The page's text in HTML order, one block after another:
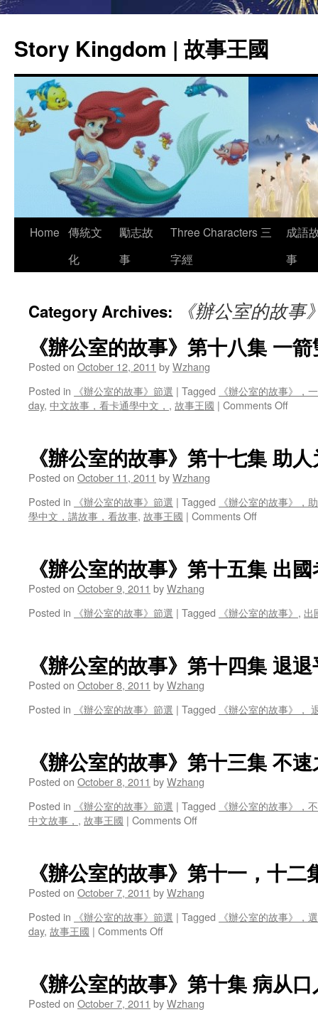
Story Kingdom | 故事王國
Skip
Home 傳統文
化
勵志故
事
Three Characters 三
字經
成語
事
Category Archives: 《辦公室的故事
《辦公室的故事》第十八集 一
Posted on October 12, 2011 byWzhang
Posted in
《辦公室的故事》節選 | Tagged
《辦公室的故事》，
day, 中文故事，看卡通學中文， , 故事王國 | Comments Offon
的
第
一
箭
《辦公室的故事》第十七集 助
Posted on October 11, 2011 byWzhang
Posted in
《辦公室的故事》節選 | Tagged
《辦公室的故事》，
學中文，講故事，看故事, 故事王國 | Comments Offon
室
的
第
集
助
樂
《辦公室的故事》第十五集 出
Posted on October 9, 2011 byWzhang
Posted in
《辦公室的故事》節選 | Tagged 《辦公室的故事》 , 出
《辦公室的故事》第十四集 退
Posted on October 8, 2011 byWzhang
Posted in
《辦公室的故事》節選 | Tagged 《辦公室的故事》，
《辦公室的故事》第十三集 不
Posted on October 8, 2011 byWzhang
Posted in
《辦公室的故事》節選 | Tagged
《辦公室的故事》，
中文故事， , 故事王國 | Comments Offon
室
的
故
第
不
速
之
《辦公室的故事》第十一，十二
Posted on October 7, 2011 byWzhang
Posted in
《辦公室的故事》節選 | Tagged
《辦公室的故事》，
day, 故事王國 | Comments Offon
室
的
故
《辦公室的故事》第十集 病从
Posted on October 7, 2011 byWzhang